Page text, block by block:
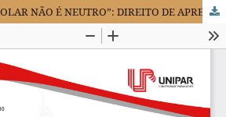
“O CURRÍCULO ESCOLAR NÃO É NEUTRO”: DIREITO DE APRENDER E JUSTIÇA SOCIAL FRENTE AO NEOCONSERVADORISMO